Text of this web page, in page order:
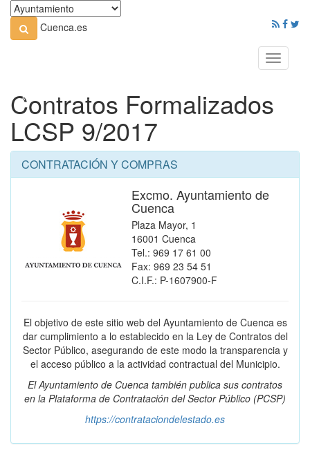
Cuenca.es
Toggle
Contratos Formalizados
LCSP 9/2017
CONTRATACIÓN Y COMPRAS
Excmo. Ayuntamiento de
Cuenca
Plaza Mayor, 1
16001 Cuenca
Tel.: 969 17 61 00
Fax: 969 23 54 51
C.I.F.: P-1607900-F
El objetivo de este sitio web del Ayuntamiento de Cuenca es
dar cumplimiento a lo establecido en la Ley de Contratos del
Sector Público, asegurando de este modo la transparencia y
el acceso público a la actividad contractual del Municipio.
El Ayuntamiento de Cuenca también publica sus contratos
en la Plataforma de Contratación del Sector Público (PCSP)
https://contrataciondelestado.es